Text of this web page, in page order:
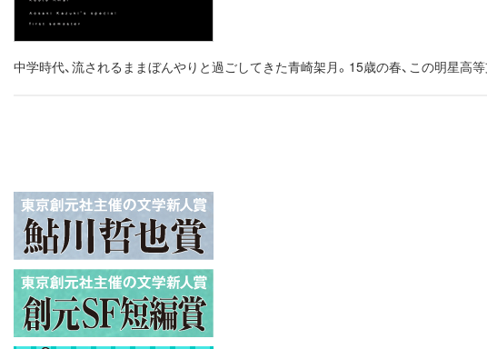
中学時代、流されるままぼんやりと過ごしてきた青崎架月。15歳の春、この明星高